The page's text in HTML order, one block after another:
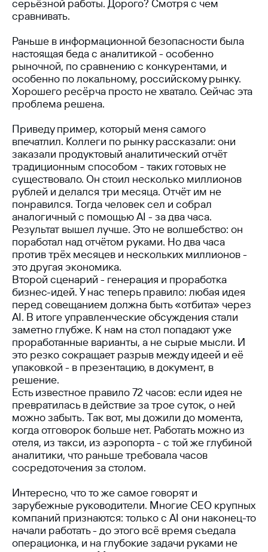
серьёзной работы. Дорого? Смотря с чем
сравнивать.
Раньше в информационной безопасности была
настоящая беда с аналитикой - особенно
рыночной, по сравнению с конкурентами, и
особенно по локальному, российскому рынку.
Хорошего ресёрча просто не хватало. Сейчас эта
проблема решена.
Приведу пример, который меня самого
впечатлил. Коллеги по рынку рассказали: они
заказали продуктовый аналитический отчёт
традиционным способом - таких готовых не
существовало. Он стоил несколько миллионов
рублей и делался три месяца. Отчёт им не
понравился. Тогда человек сел и собрал
аналогичный с помощью AI - за два часа.
Результат вышел лучше. Это не волшебство: он
поработал над отчётом руками. Но два часа
против трёх месяцев и нескольких миллионов -
это другая экономика.
Второй сценарий - генерация и проработка
бизнес-идей. У нас теперь правило: любая идея
перед совещанием должна быть «отбита» через
AI. В итоге управленческие обсуждения стали
заметно глубже. К нам на стол попадают уже
проработанные варианты, а не сырые мысли. И
это резко сокращает разрыв между идеей и её
упаковкой - в презентацию, в документ, в
решение.
Есть известное правило 72 часов: если идея не
превратилась в действие за трое суток, о ней
можно забыть. Так вот, мы дожили до момента,
когда отговорок больше нет. Работать можно из
отеля, из такси, из аэропорта - с той же глубиной
аналитики, что раньше требовала часов
сосредоточения за столом.
Интересно, что то же самое говорят и
зарубежные руководители. Многие CEO крупных
компаний признаются: только с AI они наконец-то
начали работать - до этого всё время съедала
операционка, и на глубокие задачи руками не